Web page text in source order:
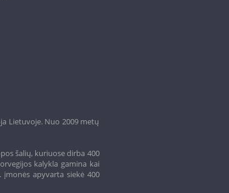
Lietuvoje. Nuo 2009 metų
šalių, kuriuose dirba 400
kalykla gamina kai
apyvarta siekė 400